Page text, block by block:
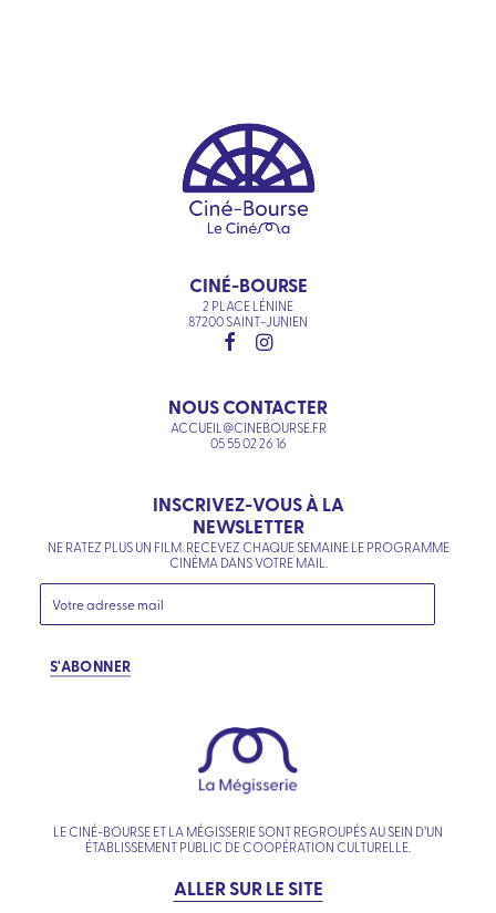
CINÉ-BOURSE
2 PLACE LÉNINE
87200 SAINT-JUNIEN
NOUS CONTACTER
ACCUEIL@CINEBOURSE.FR
05 55 02 26 16
INSCRIVEZ-VOUS À LA
NEWSLETTER
NE RATEZ PLUS UN FILM. RECEVEZ CHAQUE SEMAINE LE PROGRAMME
CINÉMA DANS VOTRE MAIL.
S'ABONNER
LE CINÉ-BOURSE ET LA MÉGISSERIE SONT REGROUPÉS AU SEIN D’UN
ÉTABLISSEMENT PUBLIC DE COOPÉRATION CULTURELLE.
ALLER SUR LE SITE